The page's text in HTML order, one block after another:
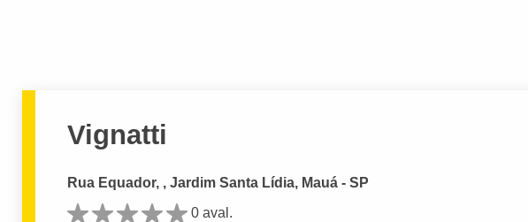
Vignatti
Rua Equador, , Jardim Santa Lídia, Mauá - SP
0 aval.